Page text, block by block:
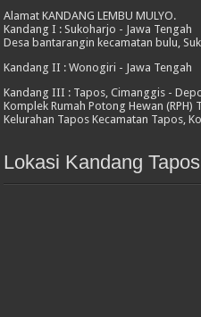
Alamat KANDANG LEMBU MULYO.
Kandang I : Sukoharjo - Jawa Tengah
Desa bantarangin kecamatan bulu,
Kandang II : Wonogiri - Jawa Tengah
Kandang III : Tapos, Cimanggis -
Komplek Rumah Potong Hewan (RPH)
Kelurahan Tapos Kecamatan Tapos,
Lokasi Kandang